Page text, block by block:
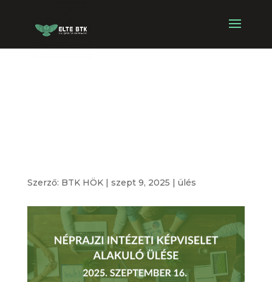
Szerző: BTK HÖK| szept 9, 2025 | ülés